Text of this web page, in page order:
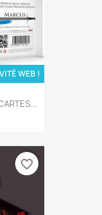
WEB !
favorite_border